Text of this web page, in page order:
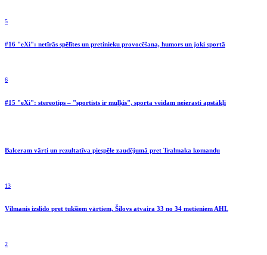
5
#16 "eXi": netīrās spēlītes un pretinieku provocēšana, humors un joki sportā
6
#15 "eXi": stereotips – "sportists ir muļķis", sporta veidam neierasti apstākļi
Balceram vārti un rezultatīva piespēle zaudējumā pret Tralmaka komandu
13
Vilmanis izslido pret tukšiem vārtiem, Šilovs atvaira 33 no 34 metieniem AHL
2